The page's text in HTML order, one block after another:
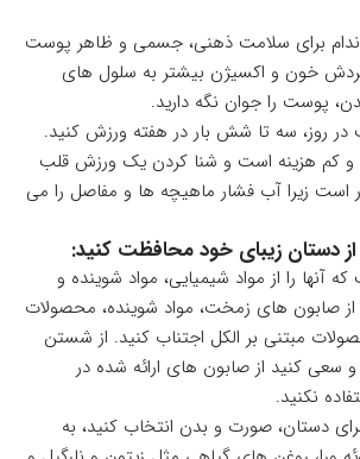
برای سلامت ذهنی، جسمی و ظاهر پوست
خون و اکسیژن بیشتر به سلول های
پوست را جوان نگه دارید.
در روز، سه تا شش بار در هفته ورزش کنید.
و کم هزینه است و شنا کردن یک ورزش قلب
است زیرا آب فشار ماهیچه ها و مفاصل را می
از دستان زیبای خود محافظت کنید:
آنها را از مواد شیمیایی، مواد شوینده و
صابون های زمخت، مواد شوینده، محصولات
مبتنی بر الکل اجتناب کنید. از شستن
و سعی کنید از صابون های ارائه شده در
نکنید.
دستان، صورت و بدن انتخاب کنید، به